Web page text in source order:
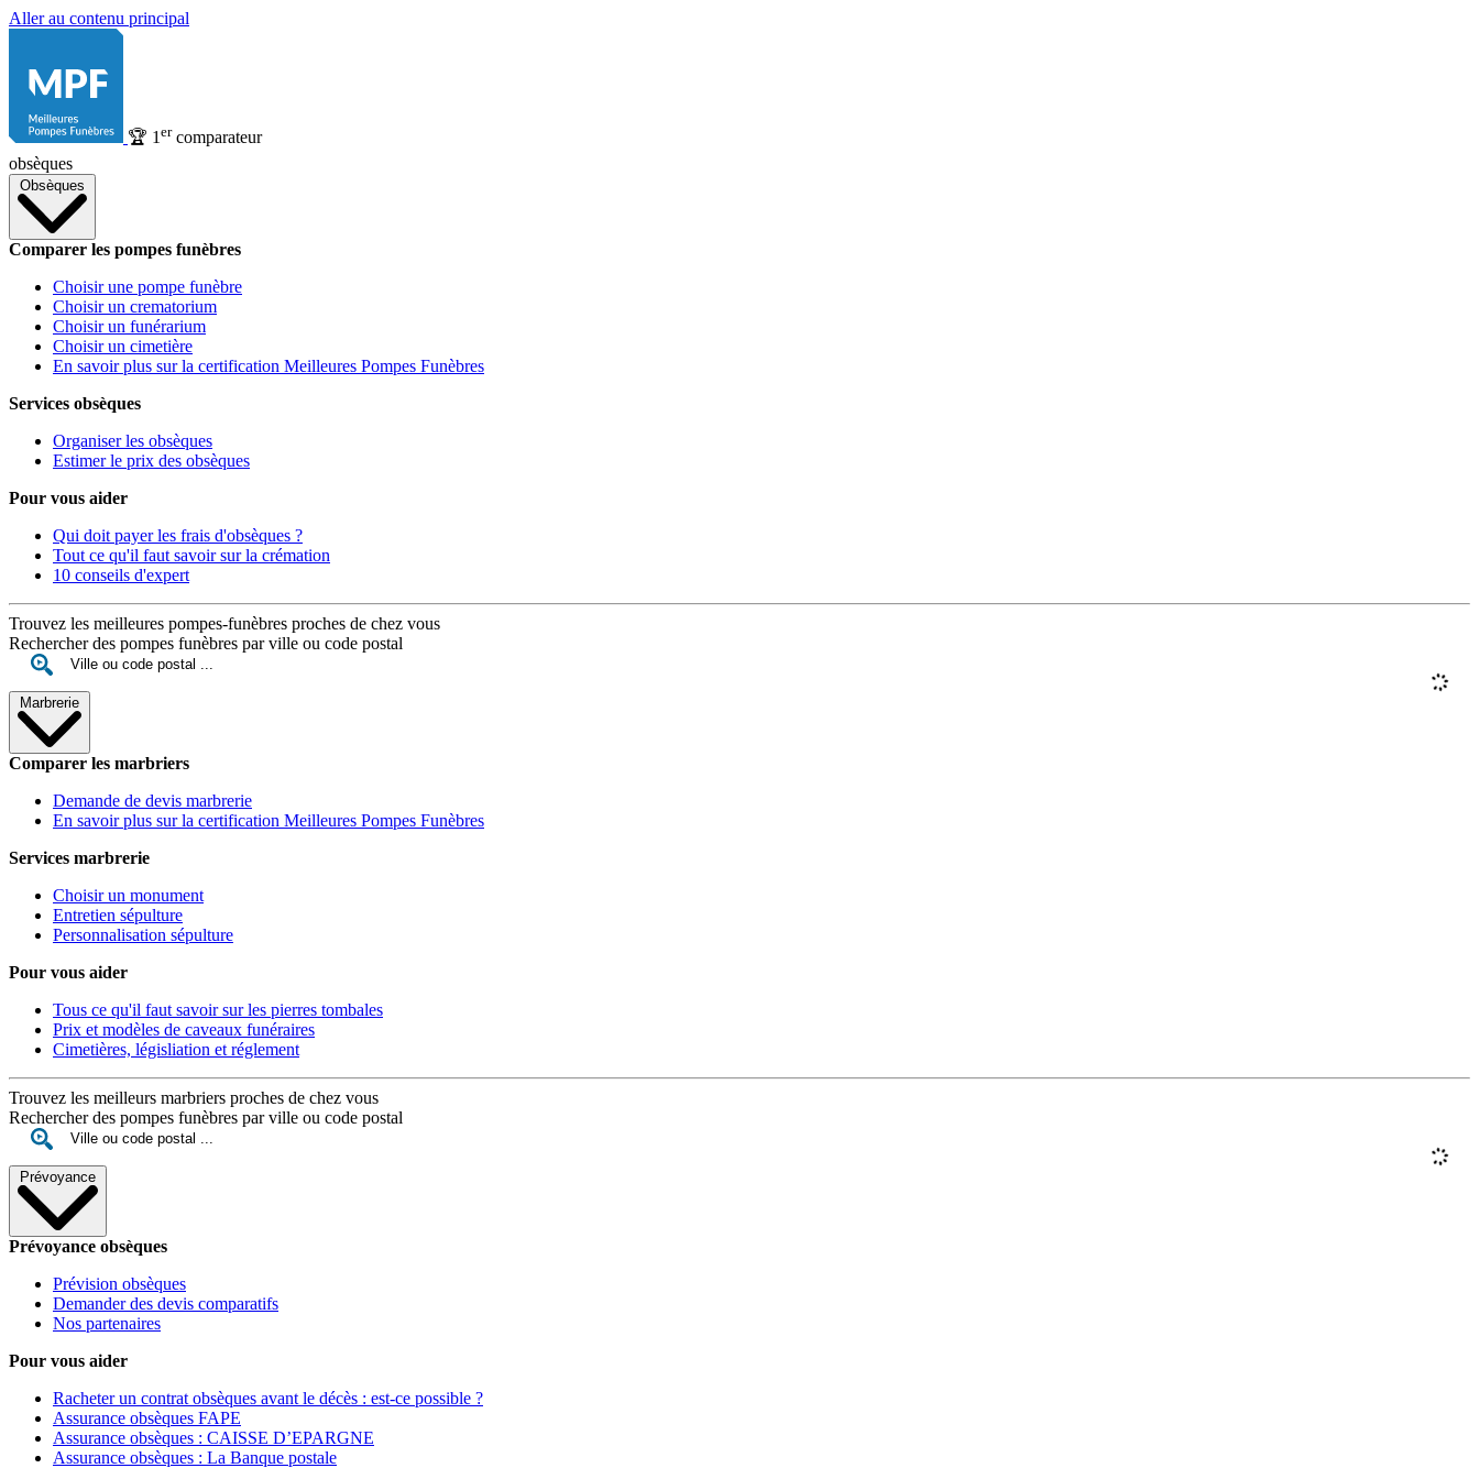
Aller au contenu principal
🏆 1 ercomparateur
obsèques
Obsèques
Comparer les pompes funèbres
Choisir une pompe funèbre
Choisir un crematorium
Choisir un funérarium
Choisir un cimetière
En savoir plus sur la certification Meilleures Pompes Funèbres
Services obsèques
Organiser les obsèques
Estimer le prix des obsèques
Pour vous aider
Qui doit payer les frais d'obsèques ?
Tout ce qu'il faut savoir sur la crémation
10 conseils d'expert
Trouvez les meilleures pompes-funèbres proches de chez vous
Rechercher des pompes funèbres par ville ou code postal
Marbrerie
Comparer les marbriers
Demande de devis marbrerie
En savoir plus sur la certification Meilleures Pompes Funèbres
Services marbrerie
Choisir un monument
Entretien sépulture
Personnalisation sépulture
Pour vous aider
Tous ce qu'il faut savoir sur les pierres tombales
Prix et modèles de caveaux funéraires
Cimetières, législiation et réglement
Trouvez les meilleurs marbriers proches de chez vous
Rechercher des pompes funèbres par ville ou code postal
Prévoyance
Prévoyance obsèques
Prévision obsèques
Demander des devis comparatifs
Nos partenaires
Pour vous aider
Racheter un contrat obsèques avant le décès : est-ce possible ?
Assurance obsèques FAPE
Assurance obsèques : CAISSE D’EPARGNE
Assurance obsèques : La Banque postale